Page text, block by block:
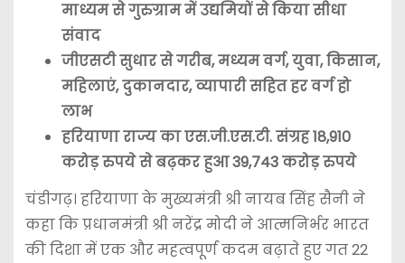
माध्यम से गुरुग्राम में उद्यमियों से किया सीधा
संवाद
जीएसटी सुधार से गरीब, मध्यम वर्ग, युवा, किसान,
महिलाएं, दुकानदार, व्यापारी सहित हर वर्ग हो
लाभ
हरियाणा राज्य का एस.जी.एस.टी. संग्रह 18,910
करोड़ रुपये से बढ़कर हुआ 39,743 करोड़ रुपये
चंडीगढ़। हरियाणा के मुख्यमंत्री श्री नायब सिंह सैनी ने
कहा कि प्रधानमंत्री श्री नरेंद्र मोदी ने आत्मनिर्भर भारत
की दिशा में एक और महत्वपूर्ण कदम बढ़ाते हुए गत 22